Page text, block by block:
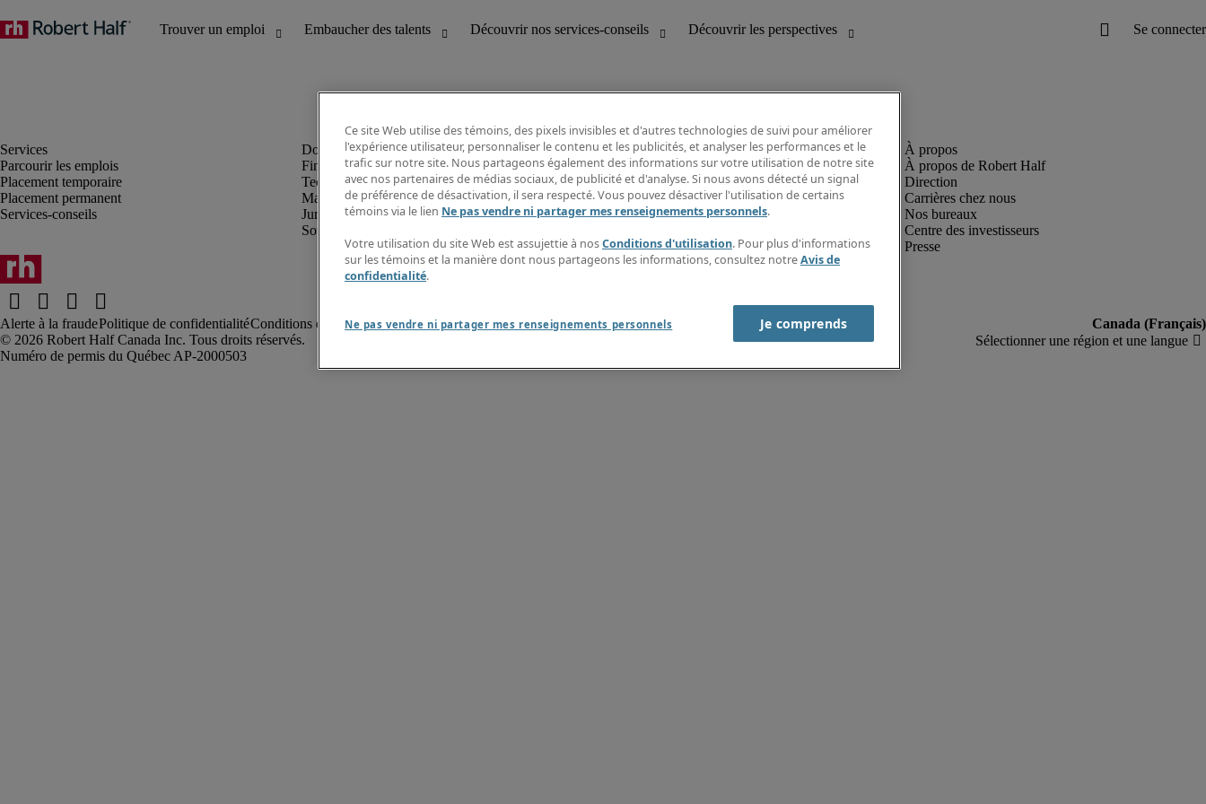
Parcourir les emplois
Placement temporaire
Placement permanent
Services-conseils
Finance et comptabilité
Technologie
Marketing et création
Juridique
Soutien administratif et à la clientèle
Découvrir les perspectives
Répertoire d’emplois
Guide salarial
Rapports de temps
Contactez-nous
À propos de Robert Half
Direction
Carrières chez nous
Nos bureaux
Centre des investisseurs
Presse
Alerte à la fraudePolitique de confidentialitéConditions d’utilisation Rapport sur l'esclavage moderne
Robert Half Canada Inc. Tous droits réservés.
Ce site Web utilise des témoins, des pixels invisibles et d'autres technologies de suivi pour améliorer
l'expérience utilisateur, personnaliser le contenu et les publicités, et analyser les performances et le
trafic sur notre site. Nous partageons également des informations sur votre utilisation de notre site
avec nos partenaires de médias sociaux, de publicité et d'analyse. Si nous avons détecté un signal
de préférence de désactivation, il sera respecté. Vous pouvez désactiver l'utilisation de certains
témoins via le lien Ne pas vendre ni partager mes renseignements personnels.
Votre utilisation du site Web est assujettie à nosConditions d'utilisation. Pour plus d'informations
sur les témoins et la manière dont nous partageons les informations, consultez notreAvis de
confidentialité.
Ne pas vendre ni partager mes renseignements personnels Je comprends